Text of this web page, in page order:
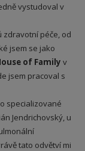
vystudoval v
zdravotní péče, od
jsem se jako
of Family v
jsem pracoval s
specializované
Jendrichovský, u
tato odvětví mi